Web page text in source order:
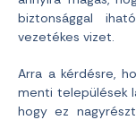
biztonsággal
vezetékes vizet.
Arra a kérdésre,
menti települések
hogy ez